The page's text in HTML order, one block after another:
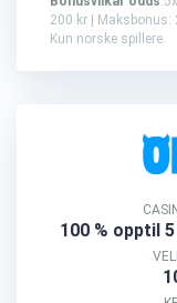
200 kr | Maksbonus:
Kun norske spillere.
100 % opptil